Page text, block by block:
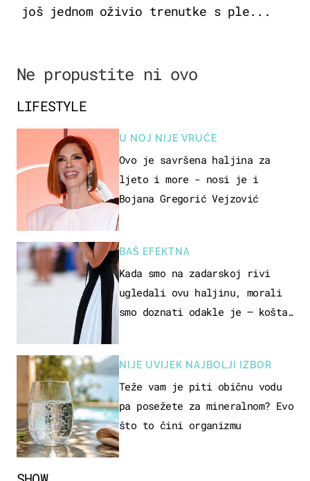
još jednom oživio trenutke s ple...
Ne propustite ni ovo
LIFESTYLE
U NOJ NIJE VRUĆE
Ovo je savršena haljina za
ljeto i more - nosi je i
Bojana Gregorić Vejzović
BAŠ EFEKTNA
Kada smo na zadarskoj rivi
ugledali ovu haljinu, morali
smo doznati odakle je – košta
NIJE UVIJEK NAJBOLJI IZBOR
Teže vam je piti običnu vodu
pa posežete za mineralnom? Evo
što to čini organizmu